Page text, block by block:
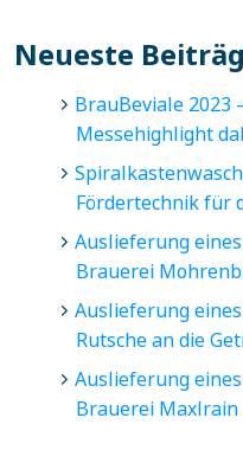
Neueste
BrauBeviale 2023
Messehighlight
Fördertechnik für
Auslieferung
Brauerei
Auslieferung
Rutsche an die
Auslieferung
Brauerei Maxlrain